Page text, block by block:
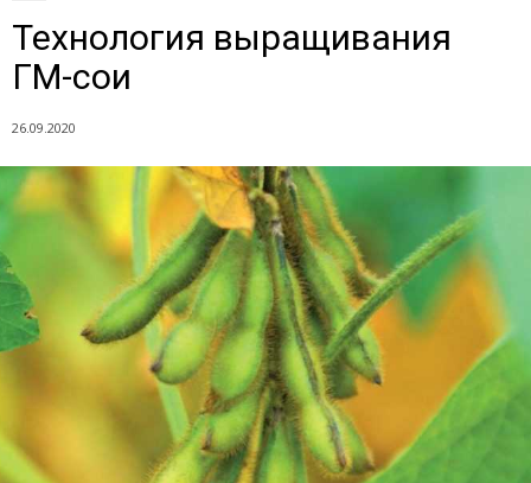
Технология выращивания
ГМ-сои
26.09.2020